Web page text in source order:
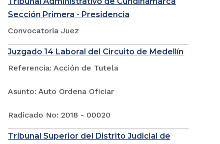
Sección Primera - Presidencia
Convocatoria Juez
Juzgado 14 Laboral del Circuito de Medellín
Referencia: Acción de Tutela
Asunto: Auto Ordena Oficiar
Radicado No: 2018 - 00020
Tribunal Superior del Distrito Judicial de